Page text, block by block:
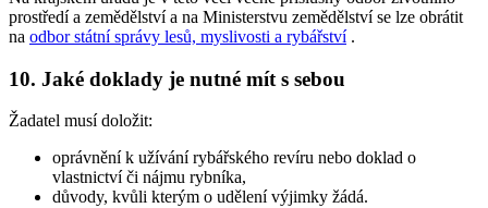
prostředí a zemědělství a na Ministerstvu zemědělství se lze obrátit
na odbor státní správy lesů, myslivosti a rybářství.
10. Jaké doklady je nutné mít s sebou
Žadatel musí doložit:
oprávnění k užívání rybářského revíru nebo doklad o
vlastnictví či nájmu rybníka,
důvody, kvůli kterým o udělení výjimky žádá.